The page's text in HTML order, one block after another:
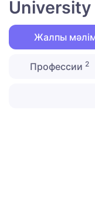
University
Жалпы
Профессии 2